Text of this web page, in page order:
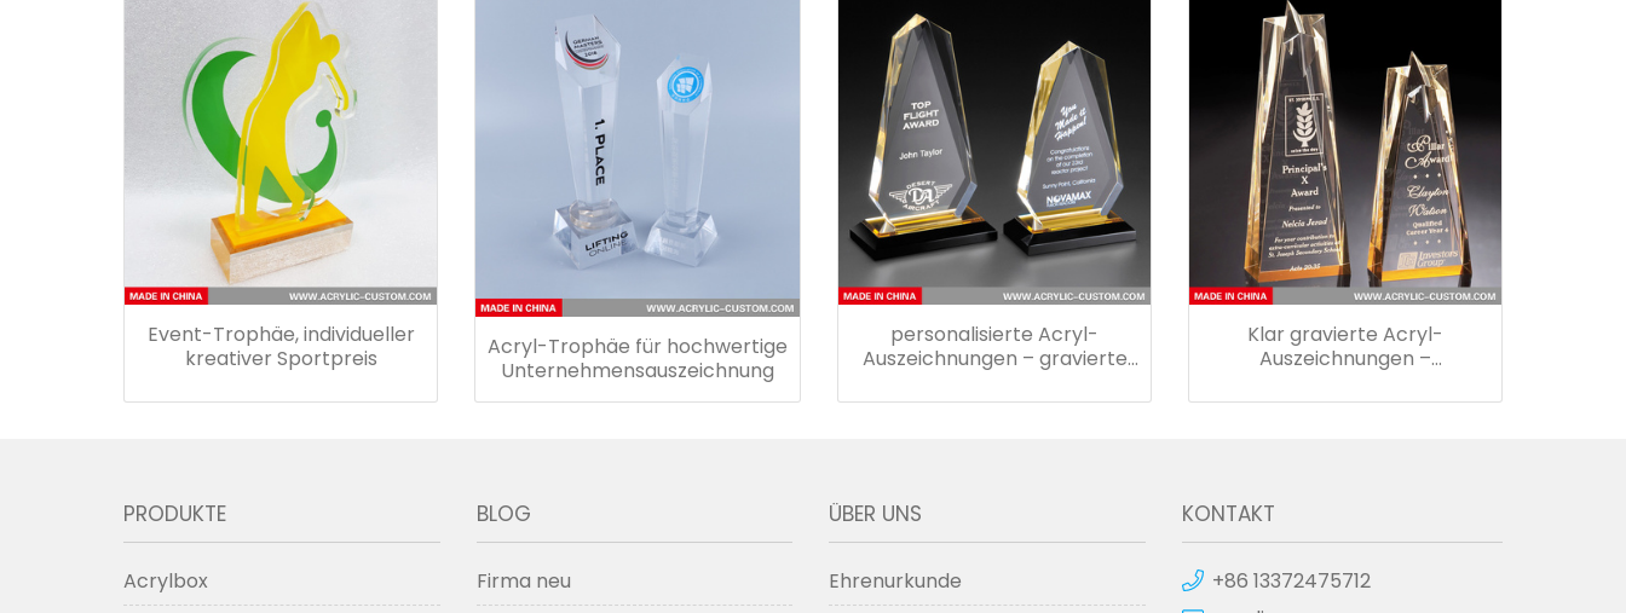
Event-Trophäe, individueller
kreativer Sportpreis
Acryl-Trophäe für hochwertige
Unternehmensauszeichnung
personalisierte Acryl-
Auszeichnungen – gravierte
Klar gravierte Acryl-
Auszeichnungen –
Auszeichnungen
PRODUKTE
Acrylbox
BLOG
Firma neu
ÜBER UNS
Ehrenurkunde
KONTAKT
+86 13372475712